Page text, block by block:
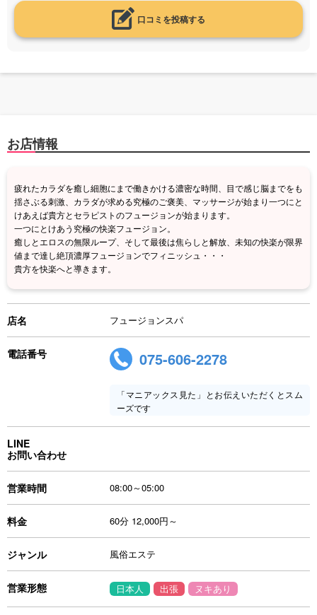
口コミを投稿する
お店情報
疲れたカラダを癒し細胞にまで働きかける濃密な時間、目で感じ脳までをも
揺さぶる刺激、カラダが求める究極のご褒美、マッサージが始まり一つにと
けあえば貴方とセラピストのフュージョンが始まります。
一つにとけあう究極の快楽フュージョン。
癒しとエロスの無限ループ、そして最後は焦らしと解放、未知の快楽が限界
値まで達し絶頂濃厚フュージョンでフィニッシュ・・・
貴方を快楽へと導きます。
店名 フュージョンスパ
電話番号 075-606-2278
「マニアックス見た」とお伝えいただくとスム
ーズです
LINE
お問い合わせ
営業時間 08:00～05:00
料金 60分 12,000円～
ジャンル 風俗エステ
営業形態 日本人 出張 ヌキあり